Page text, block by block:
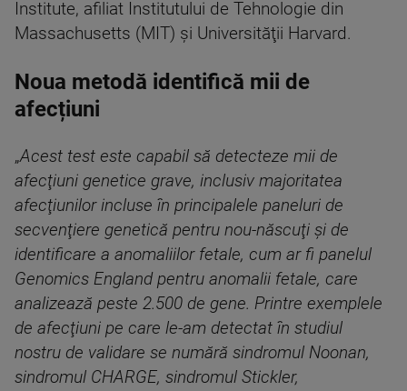
Institute, afiliat Institutului de Tehnologie din
Massachusetts (MIT) şi Universităţii Harvard.
Noua metodă identifică mii de
afecțiuni
„Acest test este capabil să detecteze mii de
afecţiuni genetice grave, inclusiv majoritatea
afecţiunilor incluse în principalele paneluri de
secvenţiere genetică pentru nou-născuţi şi de
identificare a anomaliilor fetale, cum ar fi panelul
Genomics England pentru anomalii fetale, care
analizează peste 2.500 de gene. Printre exemplele
de afecţiuni pe care le-am detectat în studiul
nostru de validare se numără sindromul Noonan,
sindromul CHARGE, sindromul Stickler,